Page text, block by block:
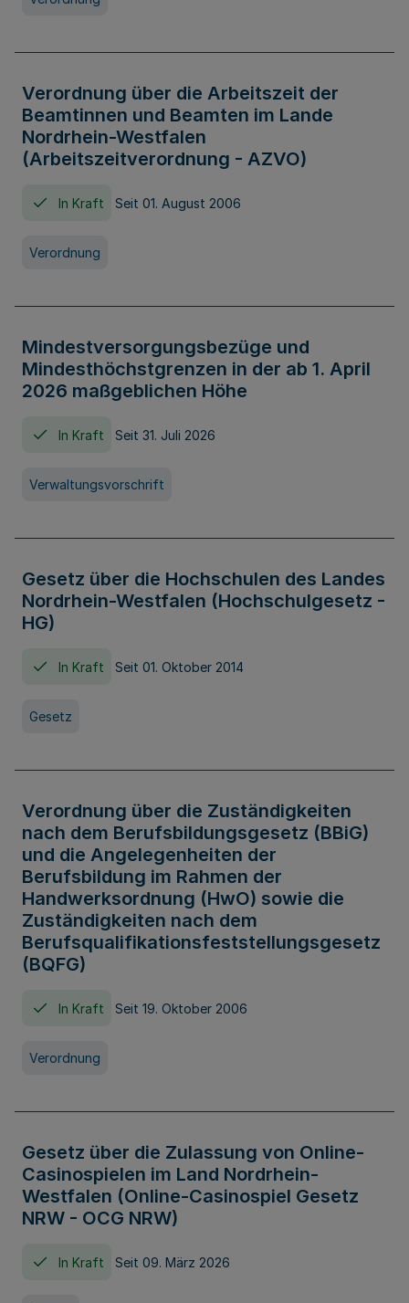
Verordnung über die Arbeitszeit der
Beamtinnen und Beamten im Lande
Nordrhein-Westfalen
(Arbeitszeitverordnung - AZVO)
In Kraft Seit 01. August 2006
Verordnung
Mindestversorgungsbezüge und
Mindesthöchstgrenzen in der ab 1. April
2026 maßgeblichen Höhe
In Kraft Seit 31. Juli 2026
Verwaltungsvorschrift
Gesetz über die Hochschulen des Landes
Nordrhein-Westfalen (Hochschulgesetz -
HG)
In Kraft Seit 01. Oktober 2014
Gesetz
Verordnung über die Zuständigkeiten
nach dem Berufsbildungsgesetz (BBiG)
und die Angelegenheiten der
Berufsbildung im Rahmen der
Handwerksordnung (HwO) sowie die
Zuständigkeiten nach dem
Berufsqualifikationsfeststellungsgesetz
(BQFG)
In Kraft Seit 19. Oktober 2006
Verordnung
Gesetz über die Zulassung von Online-
Casinospielen im Land Nordrhein-
Westfalen (Online-Casinospiel Gesetz
NRW - OCG NRW)
In Kraft Seit 09. März 2026